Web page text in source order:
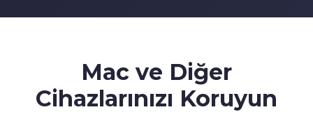
Mac ve Diğer
Cihazlarınızı Koruyun